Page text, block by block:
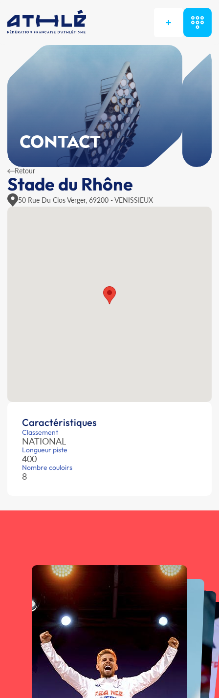
+
CONTACT
Retour
Stade du Rhône
50 Rue Du Clos Verger, 69200 - VENISSIEUX
Caractéristiques
Classement
NATIONAL
Longueur piste
400
Nombre couloirs
8